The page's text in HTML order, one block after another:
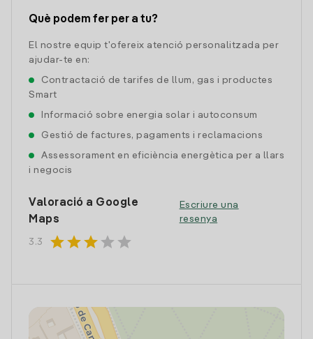
Què podem fer per a tu?
El nostre equip t'ofereix atenció personalitzada per
ajudar-te en:
Contractació de tarifes de llum, gas i productes
Smart
Informació sobre energia solar i autoconsum
Gestió de factures, pagaments i reclamacions
Assessorament en eficiència energètica per a llars
i negocis
Valoració a Google
Maps
3.3 starstarstar star star
Escriure una
resenya